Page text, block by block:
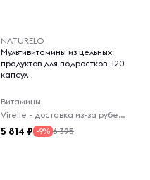
NATURELO
Мультивитамины из цельных
продуктов для подростков, 120
капсул
Витамины
Virelle - доставка из-за рубежа
5 814 -9% 6 395